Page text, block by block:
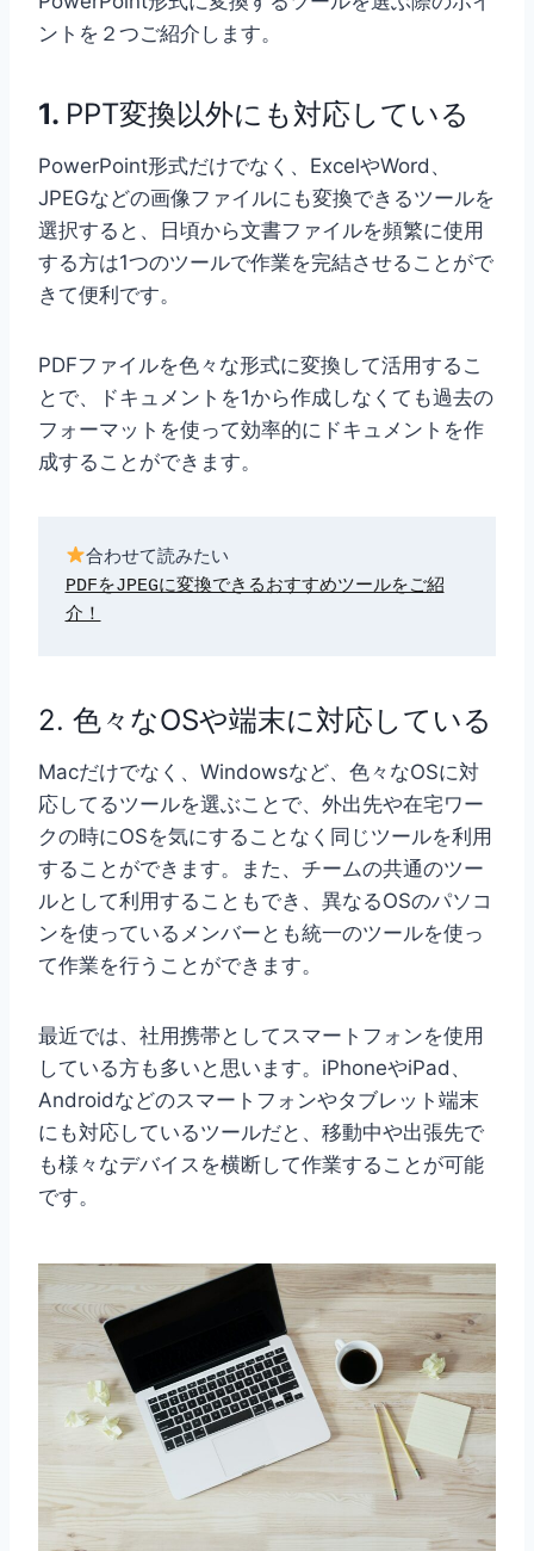
ントを２つご紹介します。
1. PPT変換以外にも対応している
PowerPoint形式だけでなく、ExcelやWord、
JPEGなどの画像ファイルにも変換できるツールを
選択すると、日頃から文書ファイルを頻繁に使用
する方は1つのツールで作業を完結させることがで
きて便利です。
PDFファイルを色々な形式に変換して活用するこ
とで、ドキュメントを1から作成しなくても過去の
フォーマットを使って効率的にドキュメントを作
成することができます。
PDFをJPEGに変換できるおすすめツールをご紹
介！
2. 色々なOSや端末に対応している
Macだけでなく、Windowsなど、色々なOSに対
応してるツールを選ぶことで、外出先や在宅ワー
クの時にOSを気にすることなく同じツールを利用
することができます。また、チームの共通のツー
ルとして利用することもでき、異なるOSのパソコ
ンを使っているメンバーとも統一のツールを使っ
て作業を行うことができます。
最近では、社用携帯としてスマートフォンを使用
している方も多いと思います。iPhoneやiPad、
Androidなどのスマートフォンやタブレット端末
にも対応しているツールだと、移動中や出張先で
も様々なデバイスを横断して作業することが可能
です。